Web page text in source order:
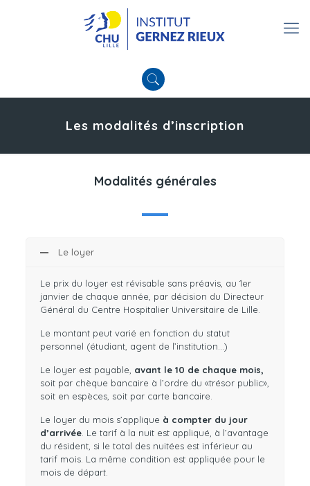
Les modalités d’inscription
Modalités générales
Le loyer
Le prix du loyer est révisable sans préavis, au 1er
janvier de chaque année, par décision du Directeur
Général du Centre Hospitalier Universitaire de Lille.
Le montant peut varié en fonction du statut
personnel (étudiant, agent de l’institution…)
Le loyer est payable, avant le 10 de chaque mois,
soit par chèque bancaire à l’ordre du «trésor public»,
soit en espèces, soit par carte bancaire.
Le loyer du mois s’applique à compter du jour
d’arrivée. Le tarif à la nuit est appliqué, à l’avantage
du résident, si le total des nuitées est inférieur au
tarif mois. La même condition est appliquée pour le
mois de départ.